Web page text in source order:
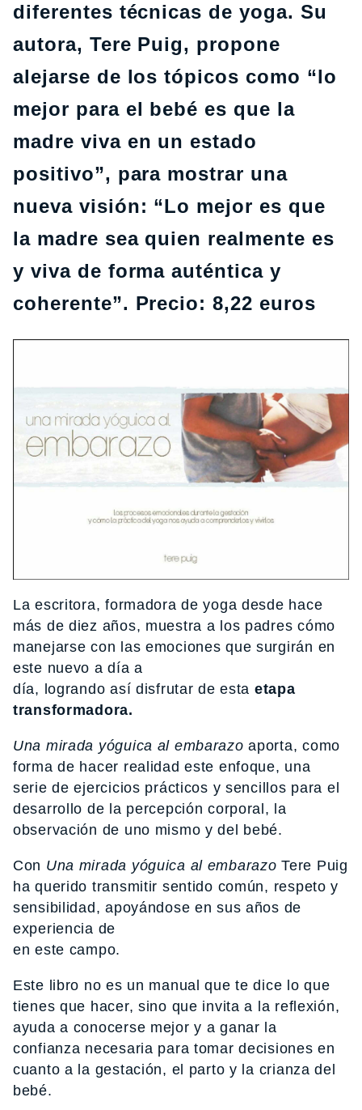
diferentes técnicas de yoga. Su
autora, Tere Puig, propone
alejarse de los tópicos como “lo
mejor para el bebé es que la
madre viva en un estado
positivo”, para mostrar una
nueva visión: “Lo mejor es que
la madre sea quien realmente es
y viva de forma auténtica y
coherente”. Precio: 8,22 euros
La escritora, formadora de yoga desde hace
más de diez años, muestra a los padres cómo
manejarse con las emociones que surgirán en
este nuevo a día a
día, logrando así disfrutar de esta etapa
transformadora.
Una mirada yóguica al embarazo aporta, como
forma de hacer realidad este enfoque, una
serie de ejercicios prácticos y sencillos para el
desarrollo de la percepción corporal, la
observación de uno mismo y del bebé.
Con Una mirada yóguica al embarazo Tere Puig
ha querido transmitir sentido común, respeto y
sensibilidad, apoyándose en sus años de
experiencia de
en este campo.
Este libro no es un manual que te dice lo que
tienes que hacer, sino que invita a la reflexión,
ayuda a conocerse mejor y a ganar la
confianza necesaria para tomar decisiones en
cuanto a la gestación, el parto y la crianza del
bebé.